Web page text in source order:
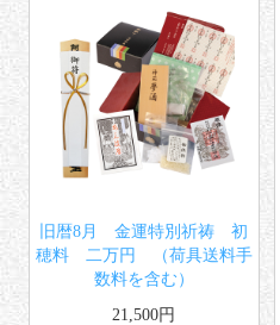
旧暦8月 金運特別祈祷 初
穂料 二万円 （荷具送料手
数料を含む）
21,500円